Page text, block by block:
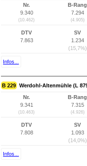
Nr.
9.340
(10.462)
B-Rang
7.294
(4.905)
DTV
7.863
SV
1.234
(15,7%)
Infos...
B 229 Werdohl-Altenmühle (L
Nr.
9.341
(10.463)
B-Rang
7.315
(4.926)
DTV
7.808
SV
1.093
(14,0%)
Infos...